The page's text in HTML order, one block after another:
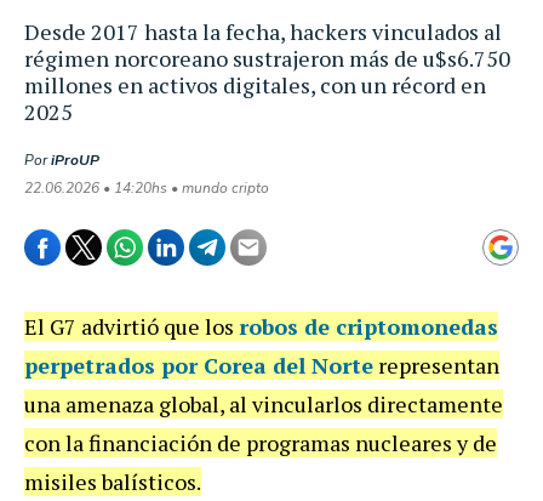
Desde 2017 hasta la fecha, hackers vinculados al
régimen norcoreano sustrajeron más de u$s6.750
millones en activos digitales, con un récord en
2025
PoriProUP
22.06.2026 • 14:20hs • mundo cripto
El G7 advirtió que los robos de criptomonedas
perpetrados por Corea del Norte representan
una amenaza global, al vincularlos directamente
con la financiación de programas nucleares y de
misiles balísticos.